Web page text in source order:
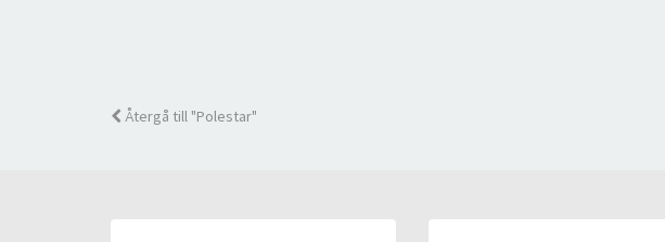
Återgå till "Polestar"